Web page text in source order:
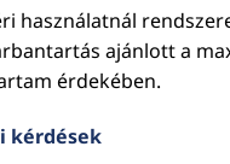
használatnál
ajánlott a
érdekében.
kérdések